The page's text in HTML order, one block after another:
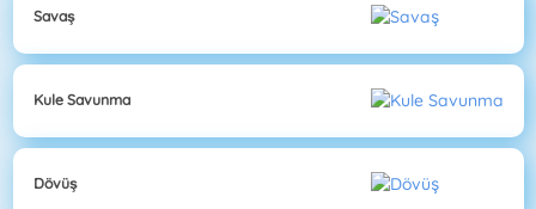
Savaş
Kule Savunma
Dövüş